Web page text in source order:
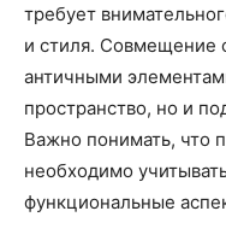
требует
и стиля. Совмещение
античными
пространство, но и
Важно понимать, что
необходимо
функциональные